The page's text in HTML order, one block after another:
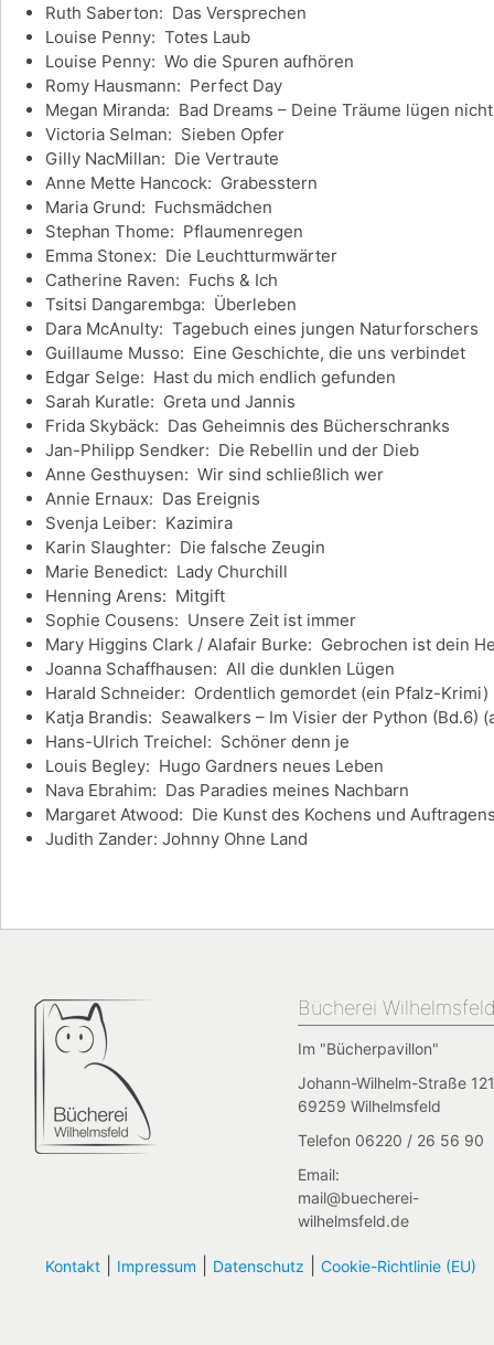
Ruth Saberton: Das Versprechen
Louise Penny: Totes Laub
Louise Penny: Wo die Spuren aufhören
Romy Hausmann: Perfect Day
Megan Miranda: Bad Dreams – Deine Träume lügen nicht
Victoria Selman: Sieben Opfer
Gilly NacMillan: Die Vertraute
Anne Mette Hancock: Grabesstern
Maria Grund: Fuchsmädchen
Stephan Thome: Pflaumenregen
Emma Stonex: Die Leuchtturmwärter
Catherine Raven: Fuchs & Ich
Tsitsi Dangarembga: Überleben
Dara McAnulty: Tagebuch eines jungen Naturforschers
Guillaume Musso: Eine Geschichte, die uns verbindet
Edgar Selge: Hast du mich endlich gefunden
Sarah Kuratle: Greta und Jannis
Frida Skybäck: Das Geheimnis des Bücherschranks
Jan-Philipp Sendker: Die Rebellin und der Dieb
Anne Gesthuysen: Wir sind schließlich wer
Annie Ernaux: Das Ereignis
Svenja Leiber: Kazimira
Karin Slaughter: Die falsche Zeugin
Marie Benedict: Lady Churchill
Henning Arens: Mitgift
Sophie Cousens: Unsere Zeit ist immer
Mary Higgins Clark / Alafair Burke: Gebrochen ist dein
Joanna Schaffhausen: All die dunklen Lügen
Harald Schneider: Ordentlich gemordet (ein Pfalz-Krimi)
Katja Brandis: Seawalkers – Im Visier der Python (Bd.6)
Hans-Ulrich Treichel: Schöner denn je
Louis Begley: Hugo Gardners neues Leben
Nava Ebrahim: Das Paradies meines Nachbarn
Margaret Atwood: Die Kunst des Kochens und
Judith Zander: Johnny Ohne Land
Bücherei
Im "Bücherpavillon"
Johann-Wilhelm-Straße
69259 Wilhelmsfeld
Telefon 06220 / 26 56 90
Email:
mail@buecherei-
wilhelmsfeld.de
Kontakt| Impressum Datenschutz Cookie-Richtlinie (EU)